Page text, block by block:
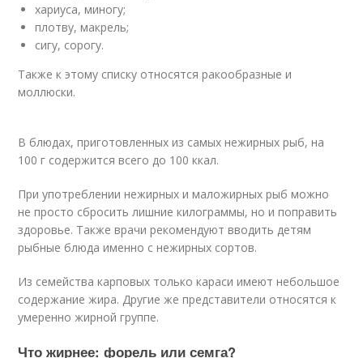
хариуса, миногу;
плотву, макрель;
сигу, сорогу.
Также к этому списку относятся ракообразные и
моллюски.
В блюдах, приготовленных из самых нежирных рыб, на
100 г содержится всего до 100 ккал.
При употреблении нежирных и маложирных рыб можно
не просто сбросить лишние килограммы, но и поправить
здоровье. Также врачи рекомендуют вводить детям
рыбные блюда именно с нежирных сортов.
Из семейства карповых только караси имеют небольшое
содержание жира. Другие же представители относятся к
умеренно жирной группе.
Что жирнее: форель или семга?